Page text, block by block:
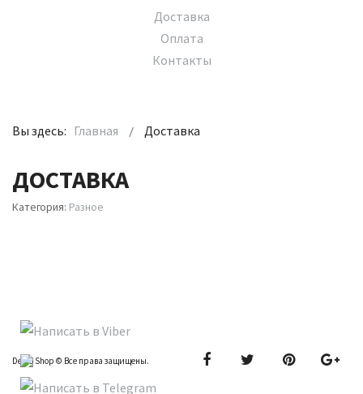
Доставка
Оплата
Контакты
Вы здесь: Главная Доставка
ДОСТАВКА
Категория: Разное
Demo Shop © Все права защищены.